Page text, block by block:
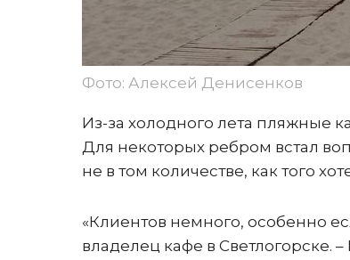
Фото: Алексей Денисенков
Из-за холодного лета пляжные
Для некоторых ребром встал
не в том количестве, как того
«Клиентов немного, особенно
владелец кафе в Светлогорске.